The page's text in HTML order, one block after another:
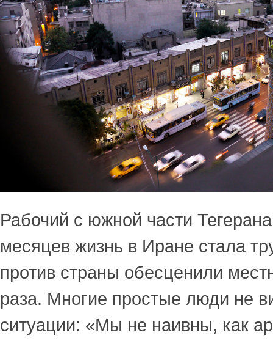
Рабочий с южной части
месяцев жизнь в Иране стала
против страны обесценили
раза. Многие простые люди не
ситуации: «Мы не наивны, как